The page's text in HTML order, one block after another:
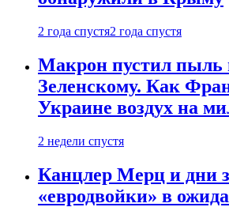
2 года спустя2 года спустя
Макрон пустил пыль
Зеленскому. Как
Украине воздух на
2 недели спустя
Канцлер Мерц и дни
«евродвойки» в